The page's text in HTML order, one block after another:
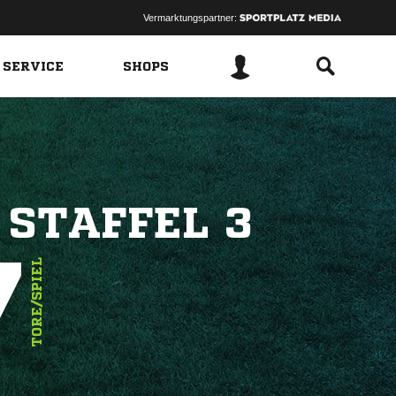
Vermarktungspartner:
SHOPS
3
TORE/SPIEL